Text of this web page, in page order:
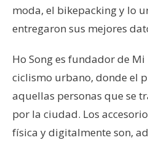
moda, el bikepacking y lo
entregaron sus mejores
Ho Song es fundador de
ciclismo urbano, donde el
aquellas personas que se
por la ciudad. Los
física y digitalmente son,